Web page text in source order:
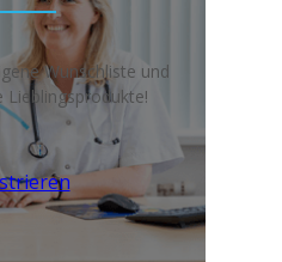
Wunschliste und
Lieblingsprodukte!